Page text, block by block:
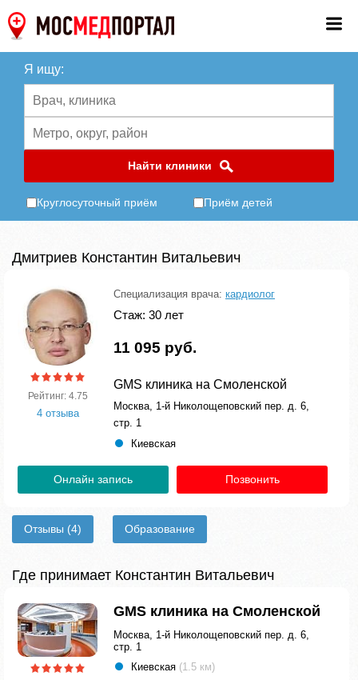
Я ищу:
Найти клиники
Круглосуточный приём Приём детей
Дмитриев Константин Витальевич
Рейтинг: 4.75
4 отзыва
Специализация врача: кардиолог
Стаж: 30 лет
11 095 руб.
GMS клиника на Смоленской
Москва, 1-й Николощеповский пер. д. 6,
стр. 1
Киевская
Онлайн запись Позвонить
Отзывы (4) Образование
Где принимает Константин Витальевич
GMS клиника на Смоленской
Москва, 1-й Николощеповский пер. д. 6,
стр. 1
Киевская (1.5 км)